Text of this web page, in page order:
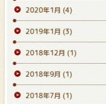
2020年1月 (4)
2019年1月 (3)
2018年12月 (1)
2018年9月 (1)
2018年7月 (1)